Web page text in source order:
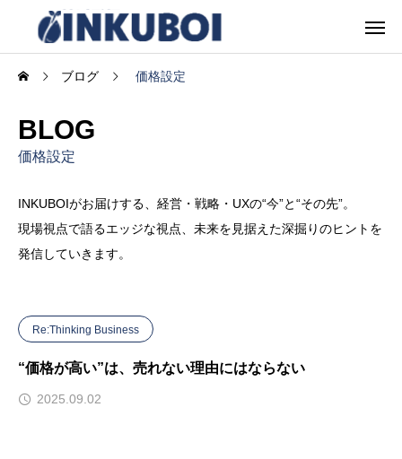
ブログ 価格設定
BLOG
価格設定
INKUBOIがお届けする、経営・戦略・UXの“今”と“その先”。
現場視点で語るエッジな視点、未来を見据えた深掘りのヒントを
発信していきます。
Re:Thinking Business
“価格が高い”は、売れない理由にはならない
2025.09.02